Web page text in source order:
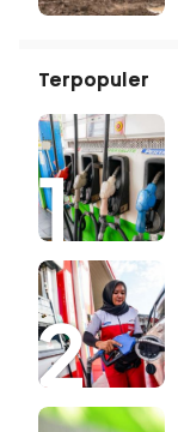
Terpopuler